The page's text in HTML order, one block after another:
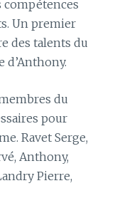
compétences
Un premier
des talents du
d’Anthony.
du
pour
Ravet Serge,
Anthony,
Pierre,